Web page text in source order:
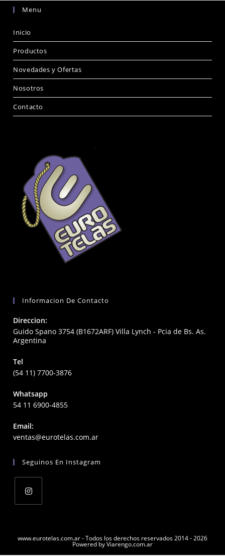
Menu
Inicio
Productos
Novedades y Ofertas
Nosotros
Contacto
Informacion De Contacto
Direccion:
Guido Spano 3754 (B1672ARF) Villa Lynch - Pcia de Bs. As.
Argentina
Tel
(54 11) 7700-3876
Whatsapp
54 11 6900-4855
Email:
ventas@eurotelas.com.arOpens
application
Seguinos En Instagram
awww.eurotelas.com.ar - Todos los derechos reservados 2014 - 2026
Powered by Viarengo.com.ar